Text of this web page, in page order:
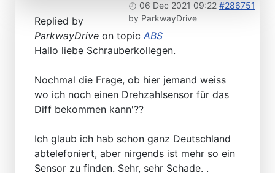
06 Dec 2021 09:22 #286751
by ParkwayDrive
Replied by
ParkwayDrive on topic ABS
Hallo liebe Schrauberkollegen.
Nochmal die Frage, ob hier jemand weiss
wo ich noch einen Drehzahlsensor für das
Diff bekommen kann'??
Ich glaub ich hab schon ganz Deutschland
abtelefoniert, aber nirgends ist mehr so ein
Sensor zu finden. Sehr, sehr Schade. .